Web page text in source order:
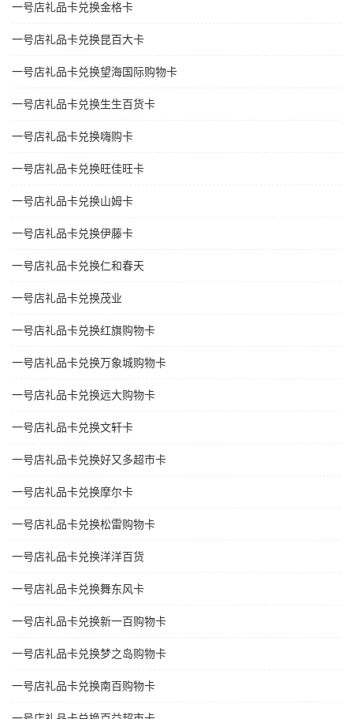
一号店礼品卡兑换金格卡
一号店礼品卡兑换昆百大卡
一号店礼品卡兑换望海国际购物卡
一号店礼品卡兑换生生百货卡
一号店礼品卡兑换嗨购卡
一号店礼品卡兑换旺佳旺卡
一号店礼品卡兑换山姆卡
一号店礼品卡兑换伊藤卡
一号店礼品卡兑换仁和春天
一号店礼品卡兑换茂业
一号店礼品卡兑换红旗购物卡
一号店礼品卡兑换万象城购物卡
一号店礼品卡兑换远大购物卡
一号店礼品卡兑换文轩卡
一号店礼品卡兑换好又多超市卡
一号店礼品卡兑换摩尔卡
一号店礼品卡兑换松雷购物卡
一号店礼品卡兑换洋洋百货
一号店礼品卡兑换舞东风卡
一号店礼品卡兑换新一百购物卡
一号店礼品卡兑换梦之岛购物卡
一号店礼品卡兑换南百购物卡